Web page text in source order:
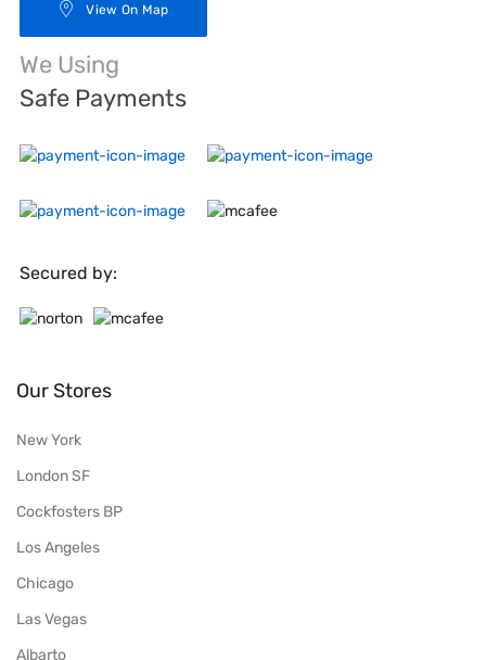
View On Map
We Using
Safe Payments
Secured by:
Our Stores
New York
London SF
Cockfosters BP
Los Angeles
Chicago
Las Vegas
Albarto